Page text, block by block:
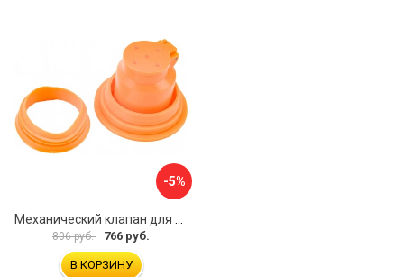
-5%
806 руб. 766 руб.
В КОРЗИНУ